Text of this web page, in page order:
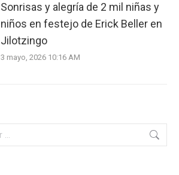
Sonrisas y alegría de 2 mil niñas y
niños en festejo de Erick Beller en
Jilotzingo
3 mayo, 2026 10:16 AM